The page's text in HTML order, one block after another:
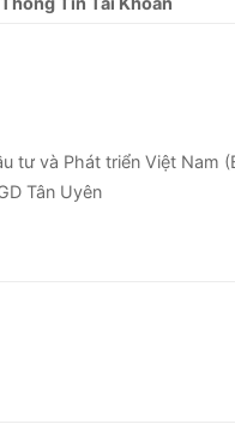
tư và Phát triển Việt Nam
Tân Uyên